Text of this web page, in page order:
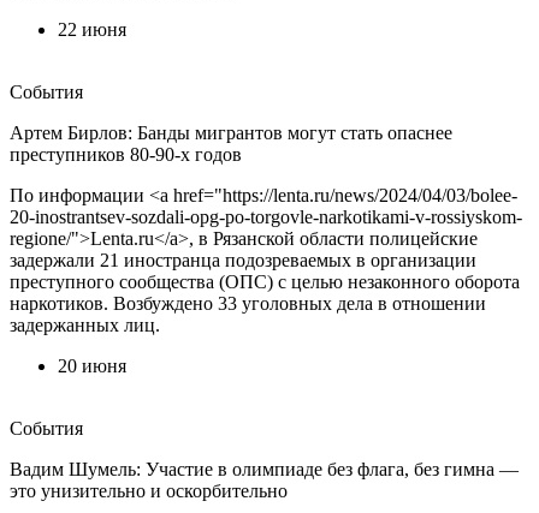
22 июня
События
Артем Бирлов: Банды мигрантов могут стать опаснее
преступников 80-90-х годов
По информации <a href="https://lenta.ru/news/2024/04/03/bolee-
20-inostrantsev-sozdali-opg-po-torgovle-narkotikami-v-rossiyskom-
regione/">Lenta.ru</a>, в Рязанской области полицейские
задержали 21 иностранца подозреваемых в организации
преступного сообщества (ОПС) с целью незаконного оборота
наркотиков. Возбуждено 33 уголовных дела в отношении
задержанных лиц.
20 июня
События
Вадим Шумель: Участие в олимпиаде без флага, без гимна —
это унизительно и оскорбительно